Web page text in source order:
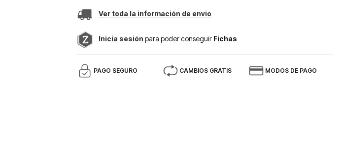
Ver toda la información de envio
Inicia sesión para poder conseguir Fichas
PAGO SEGURO CAMBIOS GRATIS MODOS DE PAGO